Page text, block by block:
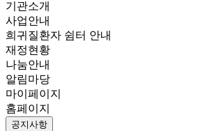
기관소개
사업안내
희귀질환자 쉼터 안내
재정현황
나눔안내
알림마당
마이페이지
홈페이지
공지사항